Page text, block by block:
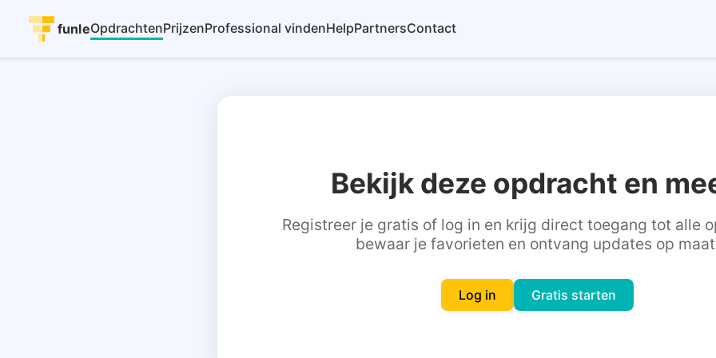
funleOpdrachtenPrijzenProfessional vindenHelpPartnersContact
Bekijk deze opdracht en
Registreer je gratis of log in en krijg direct toegang tot alle
bewaar je favorieten en ontvang updates op
Log in Gratis starten